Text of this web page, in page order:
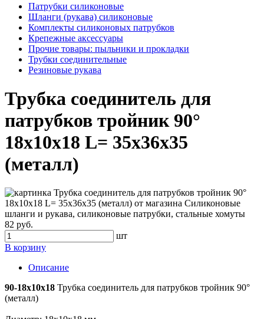
Патрубки силиконовые
Шланги (рукава) силиконовые
Комплекты силиконовых патрубков
Крепежные аксессуары
Прочие товары: пыльники и прокладки
Трубки соединительные
Резиновые рукава
Трубка соединитель для
патрубков тройник 90°
18x10x18 L= 35x36x35
(металл)
82 руб.
шт
В корзину
Описание
90-18x10x18 Трубка соединитель для патрубков тройник 90°
(металл)